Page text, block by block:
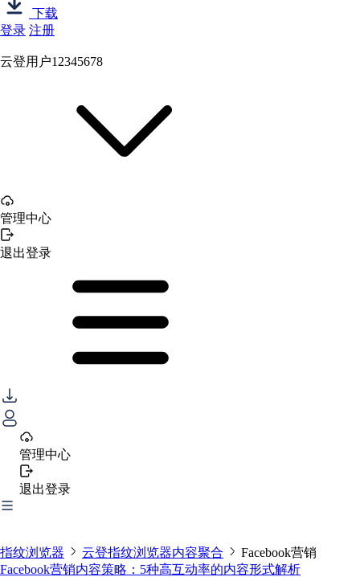
下载
登录 注册
云登用户12345678
管理中心
退出登录
管理中心
退出登录
指纹浏览器 云登指纹浏览器内容聚合
Facebook营销
Facebook营销内容策略：5种高互动率的内容形式解析